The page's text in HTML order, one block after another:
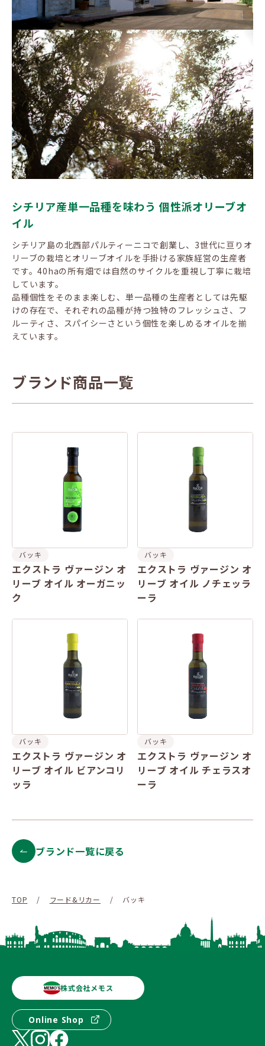
シチリア産単一品種を味わう 個性派オリーブオ
イル
シチリア島の北西部パルティーニコで創業し、3世代に亘りオ
リーブの栽培とオリーブオイルを手掛ける家族経営の生産者
です。40haの所有畑では自然のサイクルを重視し丁寧に栽培
しています。
品種個性をそのまま楽しむ、単一品種の生産者としては先駆
けの存在で、それぞれの品種が持つ独特のフレッシュさ、フ
ルーティさ、スパイシーさという個性を楽しめるオイルを揃
えています。
ブランド商品一覧
バッキ
エクストラ ヴァージン オ
リーブ オイル オーガニッ
ク
バッキ
エクストラ ヴァージン オ
リーブ オイル ノチェッラ
ーラ
バッキ
エクストラ ヴァージン オ
リーブ オイル ビアンコリ
ッラ
バッキ
エクストラ ヴァージン オ
リーブ オイル チェラスオ
ーラ
ブランド一覧に戻る
TOP / フード&リカー / バッキ
株式会社メモス
Online Shop